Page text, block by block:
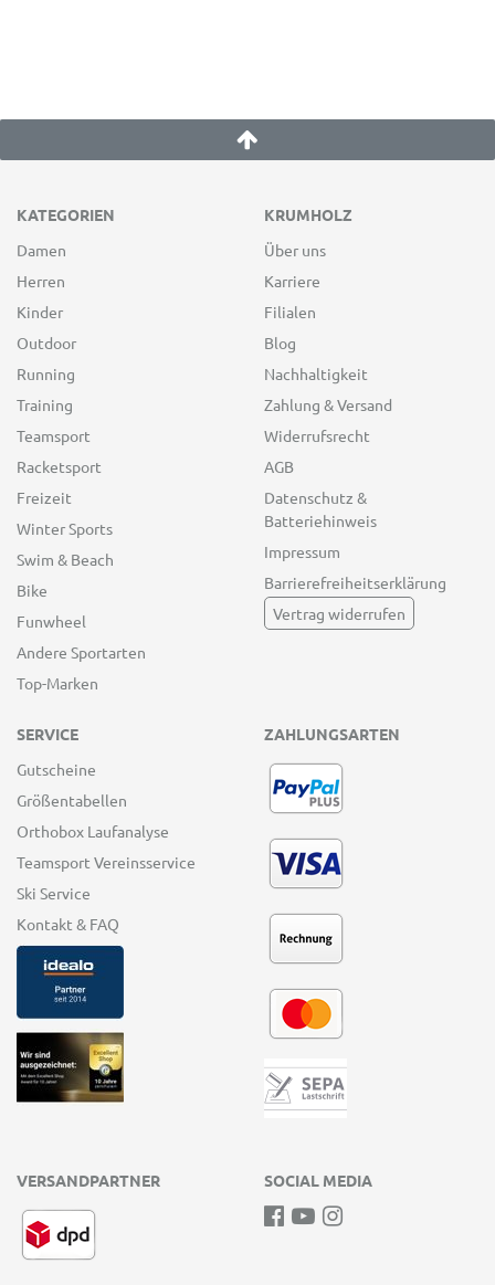
KATEGORIEN
Damen
Herren
Kinder
Outdoor
Running
Training
Teamsport
Racketsport
Freizeit
Winter Sports
Swim & Beach
Bike
Funwheel
Andere Sportarten
Top-Marken
KRUMHOLZ
Über uns
Karriere
Filialen
Blog
Nachhaltigkeit
Zahlung & Versand
Widerrufsrecht
AGB
Datenschutz &
Batteriehinweis
Impressum
Barrierefreiheitserklärung
Vertrag widerrufen
SERVICE
Gutscheine
Größentabellen
Orthobox Laufanalyse
Teamsport Vereinsservice
Ski Service
Kontakt & FAQ
ZAHLUNGSARTEN
VERSANDPARTNER SOCIAL MEDIA